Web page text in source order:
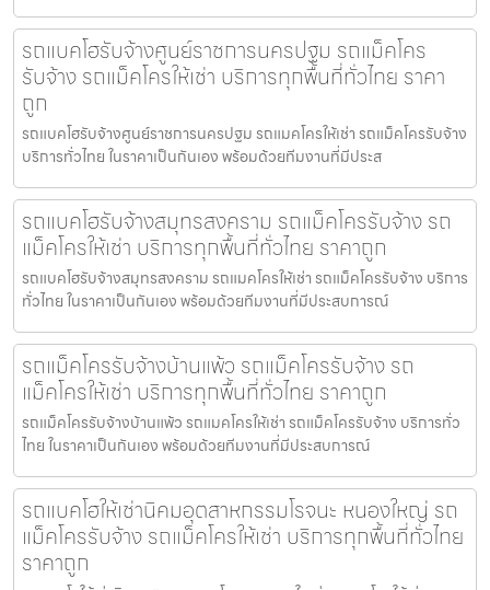
รถแบคโฮรับจ้างศูนย์ราชการนครปฐม รถแม็คโคร
รับจ้าง รถแม็คโครให้เช่า บริการทุกพื้นที่ทั่วไทย ราคา
ถูก
รถแบคโฮรับจ้างศูนย์ราชการนครปฐม รถแมคโครให้เช่า รถแม็คโครรับจ้าง
บริการทั่วไทย ในราคาเป็นกันเอง พร้อมด้วยทีมงานที่มีประส
รถแบคโฮรับจ้างสมุทรสงคราม รถแม็คโครรับจ้าง รถ
แม็คโครให้เช่า บริการทุกพื้นที่ทั่วไทย ราคาถูก
รถแบคโฮรับจ้างสมุทรสงคราม รถแมคโครให้เช่า รถแม็คโครรับจ้าง บริการ
ทั่วไทย ในราคาเป็นกันเอง พร้อมด้วยทีมงานที่มีประสบการณ์
รถแม็คโครรับจ้างบ้านแพ้ว รถแม็คโครรับจ้าง รถ
แม็คโครให้เช่า บริการทุกพื้นที่ทั่วไทย ราคาถูก
รถแม็คโครรับจ้างบ้านแพ้ว รถแมคโครให้เช่า รถแม็คโครรับจ้าง บริการทั่ว
ไทย ในราคาเป็นกันเอง พร้อมด้วยทีมงานที่มีประสบการณ์
รถแบคโฮให้เช่านิคมอุตสาหกรรมโรจนะ หนองใหญ่ รถ
แม็คโครรับจ้าง รถแม็คโครให้เช่า บริการทุกพื้นที่ทั่วไทย
ราคาถูก